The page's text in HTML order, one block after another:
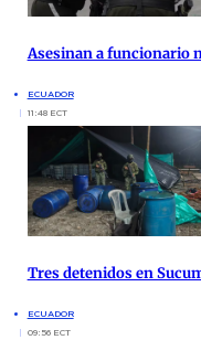
Asesinan a funcionario
ECUADOR
11:48 ECT
Tres detenidos en
ECUADOR
09:56 ECT